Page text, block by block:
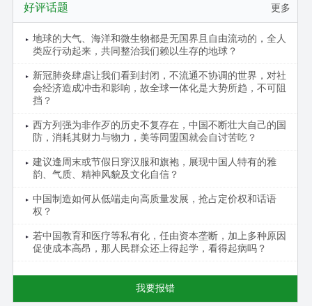
更多
好评话题
地球的大气、海洋和微生物都是无国界且自由流动的，全人
类应行动起来，共同整治我们赖以生存的地球？
新冠肺炎肆虐让我们看到封闭，不流通不协调的世界，对社
会经济造成冲击和影响，故全球一体化是大势所趋，不可阻
挡？
西方列强为非作歹的历史不复存在，中国不断壮大自己的国
防，消耗其财力与物力，美等同盟国就会自讨苦吃？
建议逢周末或节假日穿汉服和旗袍，展现中国人特有的雅
韵、气质、精神风貌及文化自信？
中国制造如何从低端走向高质量发展，抢占定价权和话语
权？
若中国教育和医疗等私有化，任由资本垄断，加上多种原因
促使成本高昂，那人民群众还上得起学，看得起病吗？
我要报错